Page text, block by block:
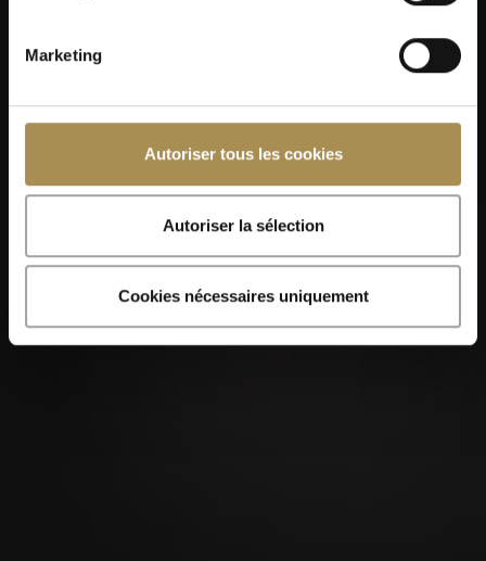
Marketing
Autoriser tous les cookies
Autoriser la sélection
Cookies nécessaires uniquement